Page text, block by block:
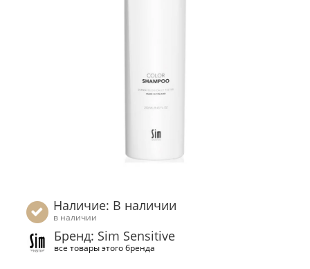
Наличие: В наличии
в наличии
Бренд: Sim Sensitive
все товары этого бренда